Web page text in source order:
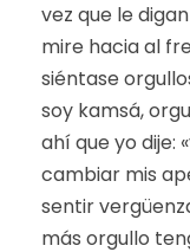
vez que le
mire hacia al
siéntase
soy kamsá,
ahí que yo dije:
cambiar mis
sentir
más orgullo